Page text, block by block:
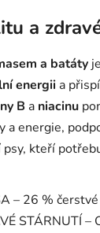
a
a batáty
energii a
B a niacinu
a energie,
psy, kteří
– 26 %
STÁRNUTÍ